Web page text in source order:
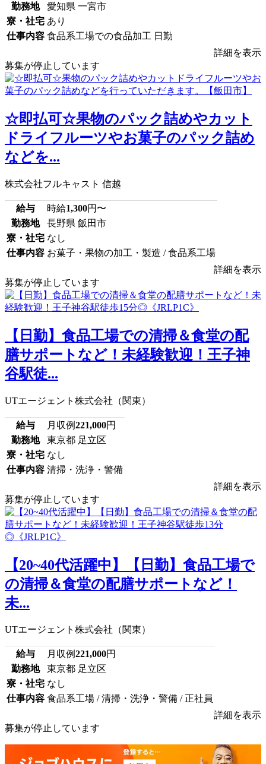
勤務地
愛知県 一宮市
寮・社宅 あり
仕事内容 食品系工場での食品加工 日勤
詳細を表示
募集が停止しています
☆即払可☆果物のパック詰めやカット
ドライフルーツやお菓子のパック詰め
などを...
株式会社フルキャスト 信越
給与 時給1,300円〜
勤務地
長野県 飯田市
寮・社宅 なし
仕事内容 お菓子・果物の加工・製造 / 食品系工場
詳細を表示
募集が停止しています
【日勤】食品工場での清掃＆食堂の配
膳サポートなど！未経験歓迎！王子神
谷駅徒...
UTエージェント株式会社（関東）
給与 月収例221,000円
勤務地
東京都 足立区
寮・社宅 なし
仕事内容 清掃・洗浄・警備
詳細を表示
募集が停止しています
【20~40代活躍中】【日勤】食品工場で
の清掃＆食堂の配膳サポートなど！
未...
UTエージェント株式会社（関東）
給与 月収例221,000円
勤務地
東京都 足立区
寮・社宅 なし
仕事内容 食品系工場 / 清掃・洗浄・警備 / 正社員
詳細を表示
募集が停止しています